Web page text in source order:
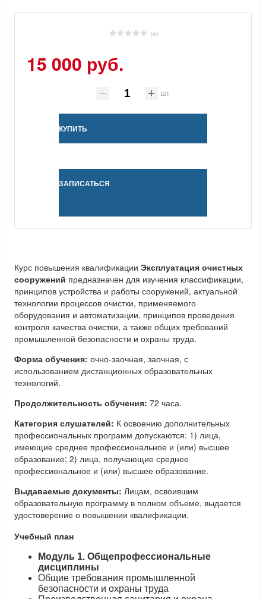
( 0 )
15 000 руб.
шт
КУПИТЬ
ЗАПИСАТЬСЯ
Курс повышения квалификации Эксплуатация очистных
сооружений предназначен для изучения классификации,
принципов устройства и работы сооружений, актуальной
технологии процессов очистки, применяемого
оборудования и автоматизации, принципов проведения
контроля качества очистки, а также общих требований
промышленной безопасности и охраны труда.
Форма обучения: очно-заочная, заочная, с
использованием дистанционных образовательных
технологий.
Продолжительность обучения: 72 часа.
Категория слушателей: К освоению дополнительных
профессиональных программ допускаются: 1) лица,
имеющие среднее профессиональное и (или) высшее
образование; 2) лица, получающие среднее
профессиональное и (или) высшее образование.
Выдаваемые документы: Лицам, освоившим
образовательную программу в полном объеме, выдается
удостоверение о повышении квалификации.
Учебный план
Модуль 1. Общепрофессиональные
дисциплины
Общие требования промышленной
безопасности и охраны труда